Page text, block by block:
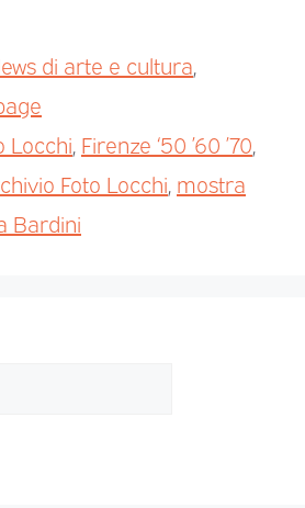
di arte e cultura
Locchi Firenze ‘50 ’60 ’70
Foto Locchi mostra
Bardini